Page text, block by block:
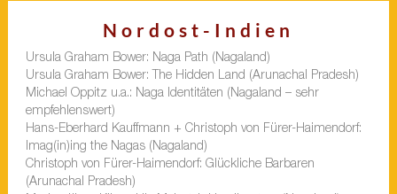
Nordost-Indien
Ursula Graham Bower: Naga Path (Nagaland)
Ursula Graham Bower: The Hidden Land (Arunachal Pradesh)
Michael Oppitz u.a.: Naga Identitäten (Nagaland – sehr
empfehlenswert)
Hans-Eberhard Kauffmann + Christoph von Fürer-Haimendorf:
Imag(in)ing the Nagas (Nagaland)
Christoph von Fürer-Haimendorf: Glückliche Barbaren
(Arunachal Pradesh)